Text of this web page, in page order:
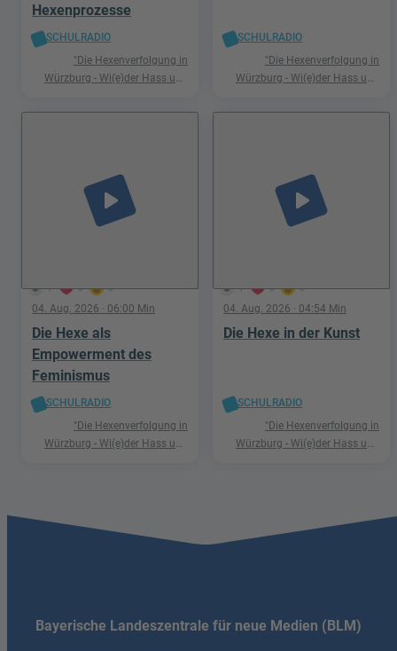
Hexenprozesse
SCHULRADIO
"Die Hexenverfolgung in
Würzburg - Wi(e)der Hass und
SCHULRADIO
"Die Hexenverfolgung in
Würzburg - Wi(e)der Hass und
1 0 0
play_arrow
04. Aug. 2026 · 06:00 Min
Die Hexe als
Empowerment des
Feminismus
SCHULRADIO
"Die Hexenverfolgung in
Würzburg - Wi(e)der Hass und
1 0 0
play_arrow
04. Aug. 2026 · 04:54 Min
Die Hexe in der Kunst
SCHULRADIO
"Die Hexenverfolgung in
Würzburg - Wi(e)der Hass und
Bayerische Landeszentrale für neue Medien (BLM)